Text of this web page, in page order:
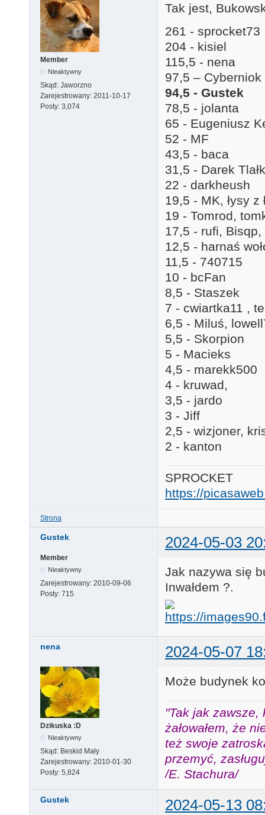
Member
Nieaktywny
Skąd: Jaworzno
Zarejestrowany: 2011-10-17
Posty: 3,074
Tak jest,
261 - sprocket73
204 - kisiel
115,5 - nena
97,5 – Cyberniok
94,5 - Gustek
78,5 - jolanta
65 - Eugeniusz
52 - MF
43,5 - baca
31,5 - Darek
22 - darkheush
19,5 - MK, łysy z
19 - Tomrod,
17,5 - rufi, Bisqp,
12,5 - harnaś
11,5 - 740715
10 - bcFan
8,5 - Staszek
7 - cwiartka11 ,
6,5 - Miluś,
5,5 - Skorpion
5 - Macieks
4,5 - marekk500
4 - kruwad,
3,5 - jardo
3 - Jiff
2,5 - wizjoner,
2 - kanton
SPROCKET
https://
Strona
Gustek 2024-05-03
Member
Nieaktywny
Zarejestrowany: 2010-09-06
Posty: 715
Jak nazywa się
Inwałdem ?.
nena 2024-05-07
Dzikuska :D
Nieaktywny
Skąd: Beskid Mały
Zarejestrowany: 2010-01-30
Posty: 5,824
Może budynek
"Tak jak zawsze,
żałowałem, że
też swoje
przemyć,
/E. Stachura/
Gustek 2024-05-13